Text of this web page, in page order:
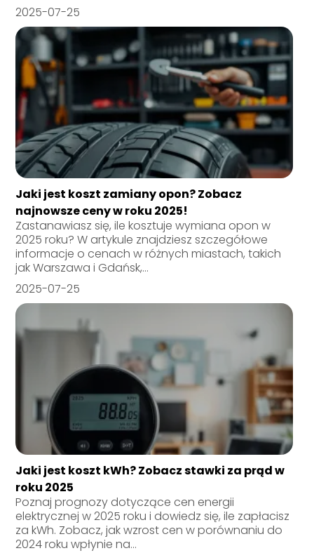
2025-07-25
Jaki jest koszt zamiany opon? Zobacz
najnowsze ceny w roku 2025!
Zastanawiasz się, ile kosztuje wymiana opon w
2025 roku? W artykule znajdziesz szczegółowe
informacje o cenach w różnych miastach, takich
jak Warszawa i Gdańsk,...
2025-07-25
Jaki jest koszt kWh? Zobacz stawki za prąd w
roku 2025
Poznaj prognozy dotyczące cen energii
elektrycznej w 2025 roku i dowiedz się, ile zapłacisz
za kWh. Zobacz, jak wzrost cen w porównaniu do
2024 roku wpłynie na...